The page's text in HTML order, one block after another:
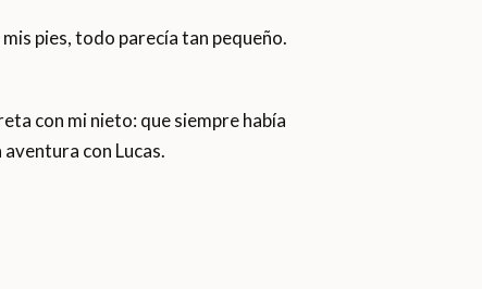
pies, todo parecía tan pequeño.
con mi nieto: que siempre había
con Lucas.